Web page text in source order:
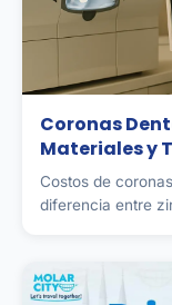
Coronas
Materiales y
Costos de
diferencia entre